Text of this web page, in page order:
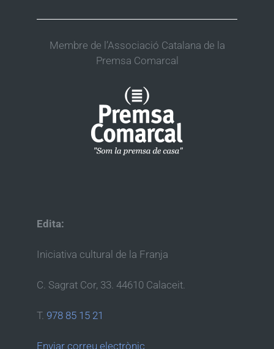
Membre de l’Associació Catalana de la
Premsa Comarcal
Edita:
Iniciativa cultural de la Franja
C. Sagrat Cor, 33. 44610 Calaceit.
T. 978 85 15 21
Enviar correu electrònic